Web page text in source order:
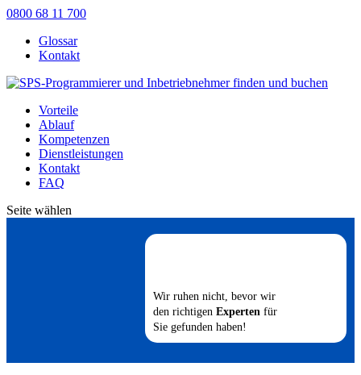
0800 68 11 700
Glossar
Kontakt
Vorteile
Ablauf
Kompetenzen
Dienstleistungen
Kontakt
FAQ
Seite wählen
Wir ruhen nicht, bevor wir
den richtigen Experten für
Sie gefunden haben!